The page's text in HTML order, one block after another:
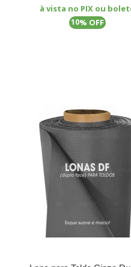
à vista no PIX ou
10% OFF